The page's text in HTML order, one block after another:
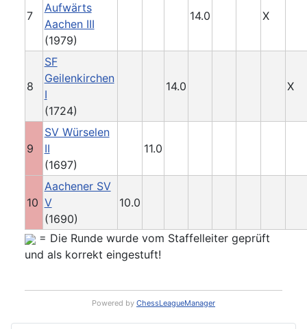
7
Aufwärts
Aachen III
(1979)
14.0 X
8
SF
Geilenkirchen
I
(1724)
14.0 X
9
SV Würselen
II
(1697)
11.0
10
Aachener SV
V
(1690)
10.0
= Die Runde wurde vom Staffelleiter geprüft
und als korrekt eingestuft!
Powered by ChessLeagueManager